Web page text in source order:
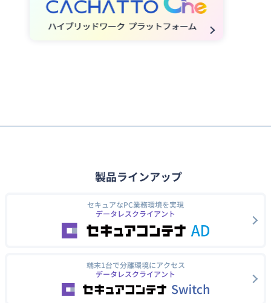
製品ラインアップ
セキュアなPC業務環境を実現
データレスクライアント
端末1台で分離環境にアクセス
データレスクライアント